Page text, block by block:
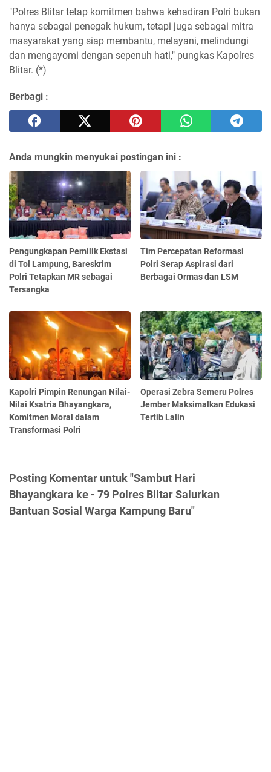
"Polres Blitar tetap komitmen bahwa kehadiran Polri bukan
hanya sebagai penegak hukum, tetapi juga sebagai mitra
masyarakat yang siap membantu, melayani, melindungi
dan mengayomi dengan sepenuh hati," pungkas Kapolres
Blitar. (*)
Berbagi :
Anda mungkin menyukai postingan ini :
Pengungkapan Pemilik Ekstasi
di Tol Lampung, Bareskrim
Polri Tetapkan MR sebagai
Tersangka
Tim Percepatan Reformasi
Polri Serap Aspirasi dari
Berbagai Ormas dan LSM
Kapolri Pimpin Renungan Nilai-
Nilai Ksatria Bhayangkara,
Komitmen Moral dalam
Transformasi Polri
Operasi Zebra Semeru Polres
Jember Maksimalkan Edukasi
Tertib Lalin
Posting Komentar untuk "Sambut Hari
Bhayangkara ke - 79 Polres Blitar Salurkan
Bantuan Sosial Warga Kampung Baru"